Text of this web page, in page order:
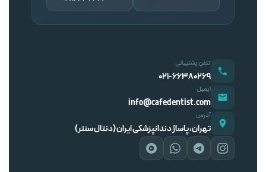
تلفن پشتیبانی
۰۲۱-۶۶۳۸۰۲۶۹
ایمیل
info@cafedentist.com
آدرس
تهران، پاساژ دندانپزشکی ایران (دنتال سنتر)